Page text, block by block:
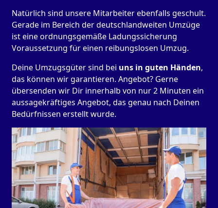
Natürlich sind unsere Mitarbeiter ebenfalls geschult.
Gerade im Bereich der deutschlandweiten Umzüge
ist eine ordnungsgemäße Ladungssicherung
Voraussetzung für einen reibungslosen Umzug.
Deine Umzugsgüter sind bei uns in guten Händen,
das können wir garantieren. Angebot? Gerne
übersenden wir Dir innerhalb von nur 2 Minuten ein
aussagekräftiges Angebot, das genau nach Deinen
Bedürfnissen erstellt wurde.